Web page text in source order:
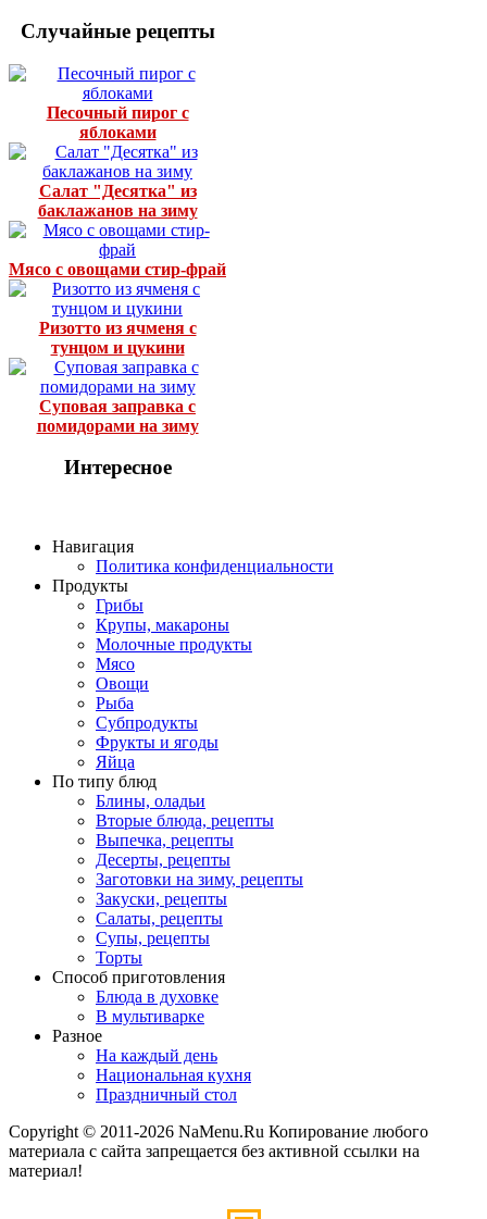
Случайные рецепты
Песочный пирог с
яблоками
Салат "Десятка" из
баклажанов на зиму
Мясо с овощами стир-фрай
Ризотто из ячменя с
тунцом и цукини
Суповая заправка с
помидорами на зиму
Интересное
Навигация
Политика конфиденциальности
Продукты
Грибы
Крупы, макароны
Молочные продукты
Мясо
Овощи
Рыба
Субпродукты
Фрукты и ягоды
Яйца
По типу блюд
Блины, оладьи
Вторые блюда, рецепты
Выпечка, рецепты
Десерты, рецепты
Заготовки на зиму, рецепты
Закуски, рецепты
Салаты, рецепты
Супы, рецепты
Торты
Способ приготовления
Блюда в духовке
В мультиварке
Разное
На каждый день
Национальная кухня
Праздничный стол
Copyright © 2011-2026 NaMenu.Ru Копирование любого
материала с сайта запрещается без активной ссылки на
материал!